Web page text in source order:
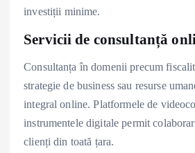
investiții minime.
Servicii de consultanță
Consultanța în domenii precum
strategie de business sau resurse
integral online. Platformele de
instrumentele digitale permit
clienți din toată țara.